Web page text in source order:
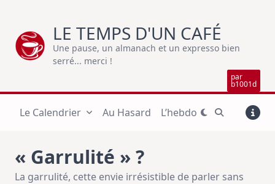
content
LE TEMPS D'UN CAFÉ
Une pause, un almanach et un expresso bien
serré... merci !
par
b1001d
Le Calendrier Au Hasard L’hebdo
« Garrulité » ?
La garrulité, cette envie irrésistible de parler sans